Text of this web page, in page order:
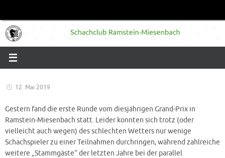
springen
12. Mai 2019
Gestern fand die erste Runde vom diesjährigen Grand-Prix in
Ramstein-Miesenbach statt. Leider konnten sich trotz (oder
vielleicht auch wegen) des schlechten Wetters nur wenige
Schachspieler zu einer Teilnahmen durchringen, während zahlreiche
weitere „Stammgäste“ der letzten Jahre bei der parallel